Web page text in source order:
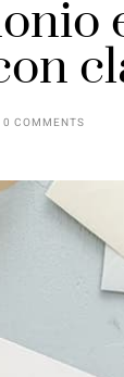
0 COMMENTS